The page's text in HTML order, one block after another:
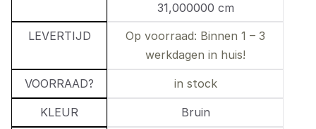
31,000000 cm
LEVERTIJD
Op voorraad: Binnen 1 – 3
werkdagen in huis!
VOORRAAD? in stock
KLEUR Bruin